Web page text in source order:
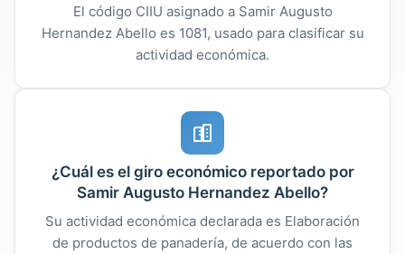
El código CIIU asignado a Samir Augusto
Hernandez Abello es 1081, usado para clasificar su
actividad económica.
¿Cuál es el giro económico reportado por
Samir Augusto Hernandez Abello?
Su actividad económica declarada es Elaboración
de productos de panadería, de acuerdo con las